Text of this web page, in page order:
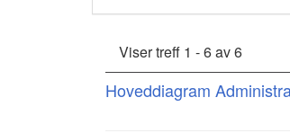
Viser treff 1 - 6 av 6
Hoveddiagram